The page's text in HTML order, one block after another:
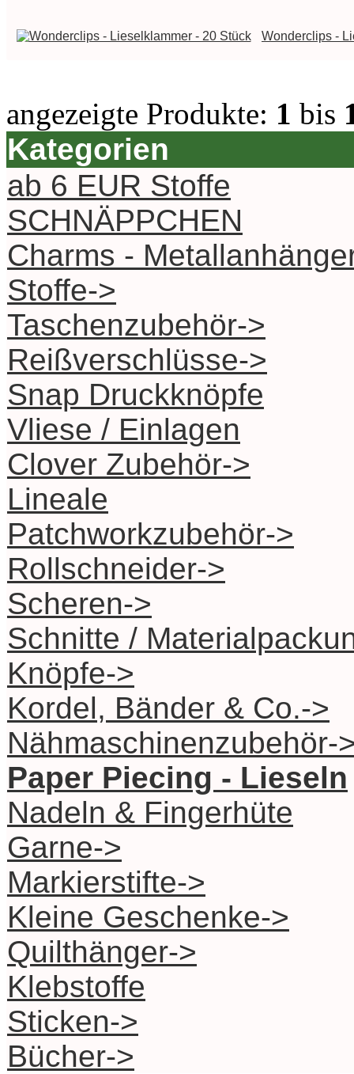
Wonderclips -
angezeigte Produkte: 1 bis
Kategorien
ab 6 EUR Stoffe
SCHNÄPPCHEN
Charms -
Stoffe->
Taschenzubehör->
Reißverschlüsse->
Snap Druckknöpfe
Vliese / Einlagen
Clover Zubehör->
Lineale
Patchworkzubehör->
Rollschneider->
Scheren->
Schnitte /
Knöpfe->
Kordel, Bänder & Co.->
Nähmaschinenzubehör-
Paper Piecing - Lieseln
Nadeln & Fingerhüte
Garne->
Markierstifte->
Kleine Geschenke->
Quilthänger->
Klebstoffe
Sticken->
Bücher->